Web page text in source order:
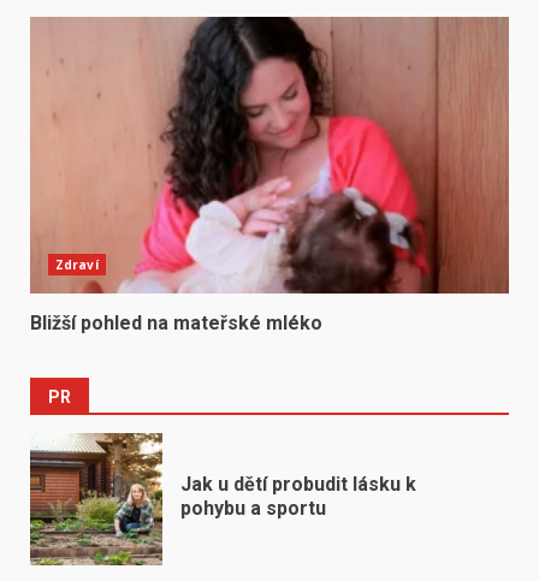
Zdraví
Bližší pohled na mateřské mléko
PR
Jak u dětí probudit lásku k
pohybu a sportu